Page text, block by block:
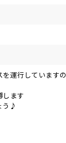
運行しています
します
う♪